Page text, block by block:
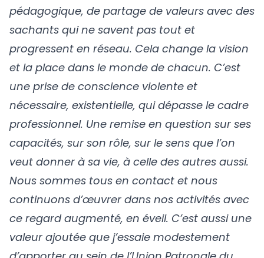
pédagogique, de partage de valeurs avec des
sachants qui ne savent pas tout et
progressent en réseau. Cela change la vision
et la place dans le monde de chacun. C’est
une prise de conscience violente et
nécessaire, existentielle, qui dépasse le cadre
professionnel. Une remise en question sur ses
capacités, sur son rôle, sur le sens que l’on
veut donner à sa vie, à celle des autres aussi.
Nous sommes tous en contact et nous
continuons d’œuvrer dans nos activités avec
ce regard augmenté, en éveil. C’est aussi une
valeur ajoutée que j’essaie modestement